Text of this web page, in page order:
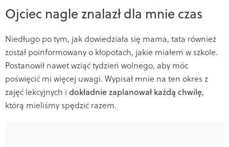
Ojciec nagle znalazł dla mnie czas
Niedługo po tym, jak dowiedziała się mama, tata również
został poinformowany o kłopotach, jakie miałem w szkole.
Postanowił nawet wziąć tydzień wolnego, aby móc
poświęcić mi więcej uwagi. Wypisał mnie na ten okres z
zajęć lekcyjnych i dokładnie zaplanował każdą chwilę,
którą mieliśmy spędzić razem.